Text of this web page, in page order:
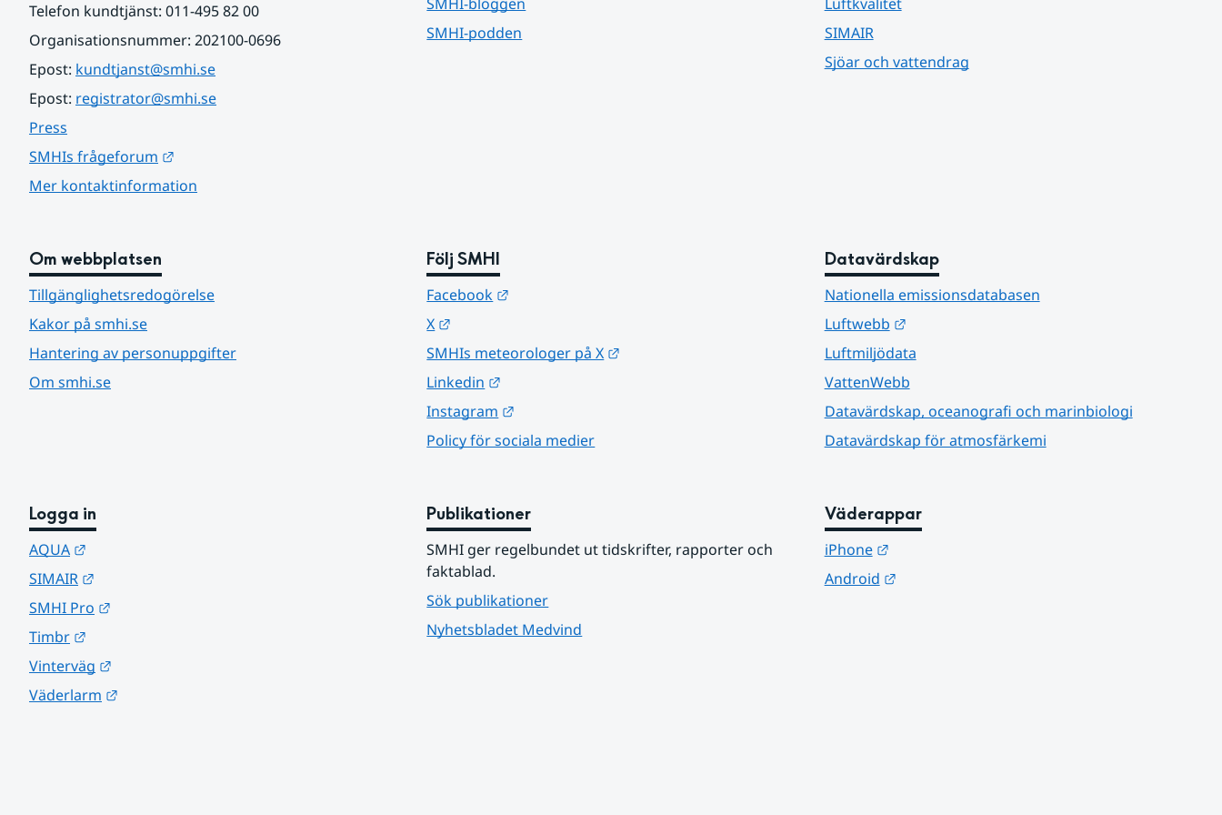
Telefon kundtjänst: 011-495 82 00
Organisationsnummer: 202100-0696
Epost: kundtjanst@smhi.se
Epost: registrator@smhi.se
Press
SMHIs frågeforum
Mer kontaktinformation
SMHI-podden
SIMAIR
Sjöar och vattendrag
Om webbplatsen
Tillgänglighetsredogörelse
Kakor på smhi.se
Hantering av personuppgifter
Om smhi.se
Följ SMHI
Facebook
X
SMHIs meteorologer på X
Linkedin
Instagram
Policy för sociala medier
Datavärdskap
Nationella emissionsdatabasen
Luftwebb
Länk till annan webbplats.
Luftmiljödata
VattenWebb
Datavärdskap, oceanografi och marinbiologi
Datavärdskap för atmosfärkemi
Logga in
AQUA
SIMAIR
SMHI Pro
Timbr
Vinterväg
Väderlarm
Publikationer
SMHI ger regelbundet ut tidskrifter, rapporter och
faktablad.
Sök publikationer
Nyhetsbladet Medvind
Väderappar
iPhone
Länk till annan webbplats.
Android
Länk till annan webbplats.